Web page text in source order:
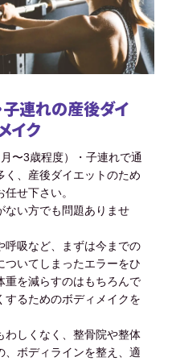
子連れの産後ダイ
イク
〜3歳程度）・子連れで通
く、産後ダイエットのため
せ下さい。
ない方でも問題ありませ
呼吸など、まずは今までの
ついてしまったエラーをひ
重を減らすのはもちろんで
するためのボディメイクを
わしくなく、整骨院や整体
、ボディラインを整え、適